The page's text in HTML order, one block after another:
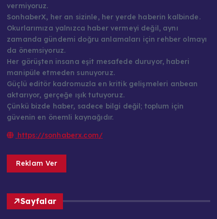
vermiyoruz.
SonhaberX, her an sizinle, her yerde haberin kalbinde.
Okurlarımıza yalnızca haber vermeyi değil, aynı
zamanda gündemi doğru anlamaları için rehber olmayı
da önemsiyoruz.
Her görüşten insana eşit mesafede duruyor, haberi
manipüle etmeden sunuyoruz.
Güçlü editör kadromuzla en kritik gelişmeleri anbean
aktarıyor, gerçeğe ışık tutuyoruz.
Çünkü bizde haber, sadece bilgi değil; toplum için
güvenin en önemli kaynağıdır.
https://sonhaberx.com/
Reklam Ver
Sayfalar